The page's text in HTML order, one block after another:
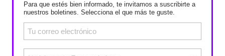
Para que estés bien informado, te invitamos a suscribirte a
nuestros boletines. Selecciona el que más te guste.